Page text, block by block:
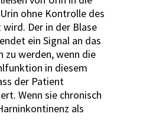
ohne Kontrolle des
Der in der Blase
ein Signal an das
zu werden, wenn die
in diesem
der Patient
Wenn sie chronisch
als